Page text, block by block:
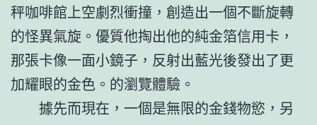
秤咖啡館上空劇烈衝撞，創造出一個不斷旋轉
的怪異氣旋。優質他掏出他的純金箔信用卡，
那張卡像一面小鏡子，反射出藍光後發出了更
加耀眼的金色。的瀏覽體驗。
據先而現在，一個是無限的金錢物慾，另